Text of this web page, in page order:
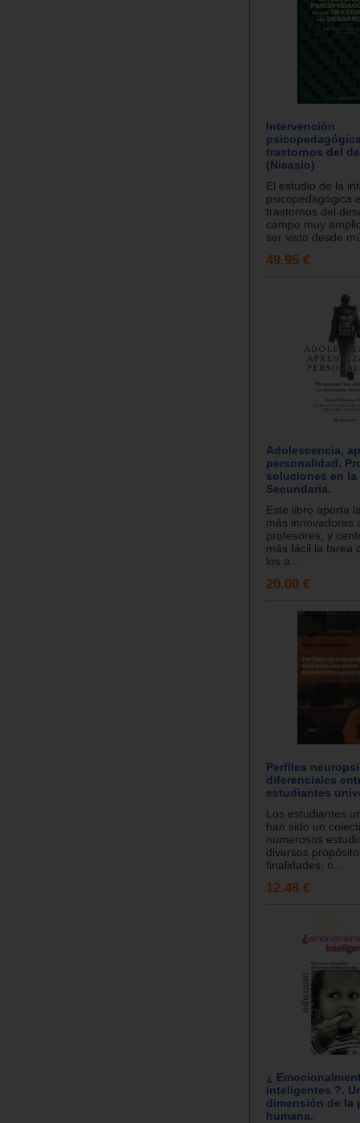
Intervención
trastornos del
(Nicasio)
El estudio de la
psicopedagógica
trastornos del
campo muy
ser visto desde
49.95 €
Adolescencia,
personalidad.
soluciones en la
Secundaria.
Este libro aporta
más innovadoras
profesores, y
más fácil la tarea
los a...
20.00 €
Perfiles
diferenciales
estudiantes
Los estudiantes
han sido un
numerosos
diversos
finalidades, n...
12.48 €
¿
inteligentes ?.
dimensión de la
humana.